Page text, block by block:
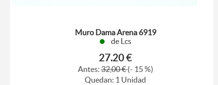
Muro Dama Arena 6919
de Lcs
27.20 €
Antes:32,00 €(- 15 %)
Quedan: 1 Unidad